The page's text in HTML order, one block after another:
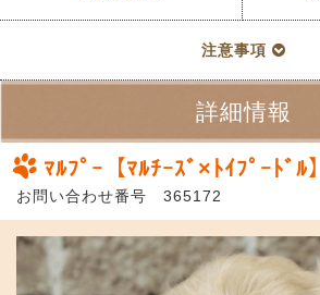
注意事項
詳細情報
ﾏﾙﾌﾟｰ【ﾏﾙﾁｰｽﾞ×ﾄｲﾌﾟｰﾄﾞﾙ】
お問い合わせ番号 365172